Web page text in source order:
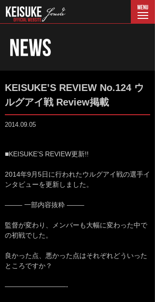
KEISUKE’S REVIEW No.124 ウ
ルグアイ戦 Review掲載
2014.09.05
■KEISUKE’S REVIEW更新!!
2014年9月5日に行われたウルグアイ戦の選手イ
ンタビューを更新しました。
——– 一部内容抜粋 ——–
監督が変わり、メンバーも大幅に変わった中で
の初戦でした。
良かった点、悪かった点はそれぞれどういった
ところですか？
—————————-